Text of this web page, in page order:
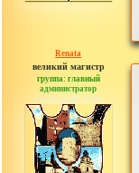
Renata
великий магистр
группа: главный
администратор
сообщений: 2765